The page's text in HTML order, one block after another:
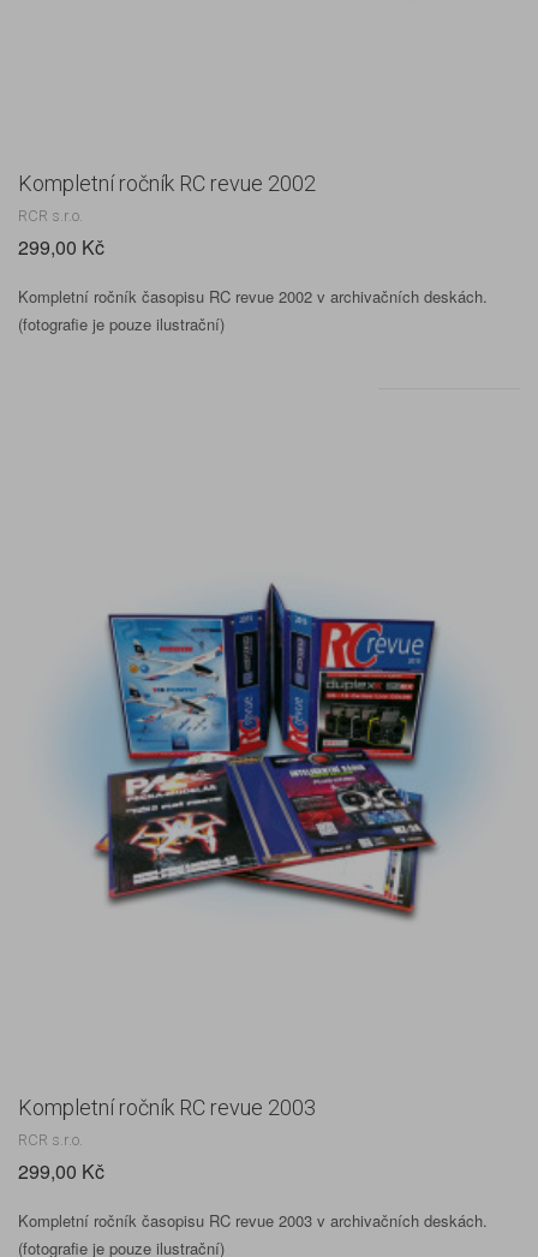
Kompletní ročník RC revue 2002
RCR s.r.o.
299,00 Kč
Kompletní ročník časopisu RC revue 2002 v archivačních deskách.
(fotografie je pouze ilustrační)
Kompletní ročník RC revue 2003
RCR s.r.o.
299,00 Kč
Kompletní ročník časopisu RC revue 2003 v archivačních deskách.
(fotografie je pouze ilustrační)